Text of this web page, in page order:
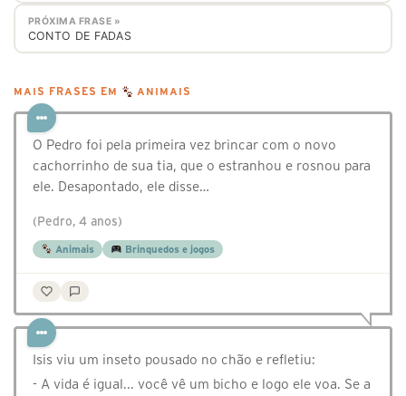
PRÓXIMA FRASE »
CONTO DE FADAS
MAIS FRASES EM ANIMAIS
O Pedro foi pela primeira vez brincar com o novo
cachorrinho de sua tia, que o estranhou e rosnou para
ele. Desapontado, ele disse…
(Pedro, 4 anos)
Animais Brinquedos e jogos
Isis viu um inseto pousado no chão e refletiu:
- A vida é igual... você vê um bicho e logo ele voa. Se a